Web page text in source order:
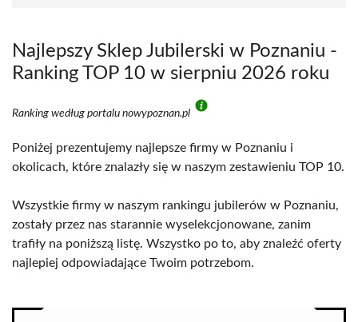
Najlepszy Sklep Jubilerski w Poznaniu -
Ranking TOP 10 w sierpniu 2026 roku
Ranking według portalu nowypoznan.pl
Poniżej prezentujemy najlepsze firmy w Poznaniu i
okolicach, które znalazły się w naszym zestawieniu TOP 10.
Wszystkie firmy w naszym rankingu jubilerów w Poznaniu,
zostały przez nas starannie wyselekcjonowane, zanim
trafiły na poniższą listę. Wszystko po to, aby znaleźć oferty
najlepiej odpowiadające Twoim potrzebom.